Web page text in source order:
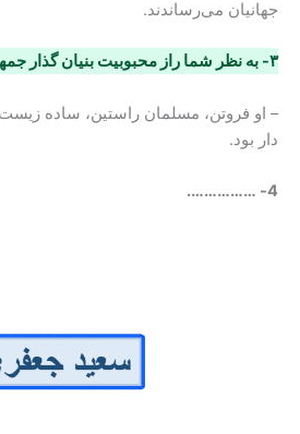
جهانیان می‌رساندند.
۳- به نظر شما راز محبوبیت بنیان گذار جمهوری اسلامی چیست؟
– او فروتن، مسلمان راستین، ساده
دار بود.
4-
…………….